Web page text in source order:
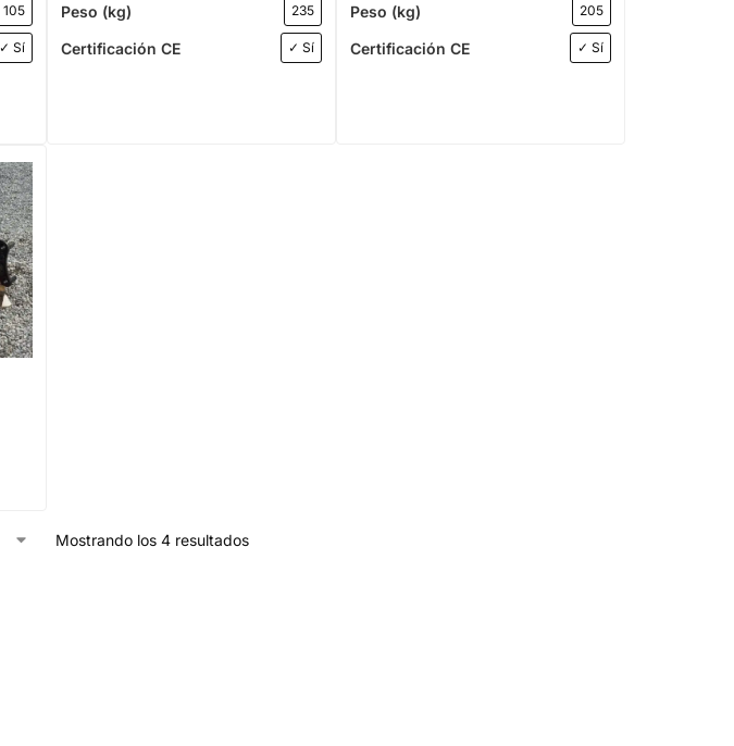
105
✓ Sí
Peso (kg) 235
Certificación CE ✓ Sí
Peso (kg) 205
Certificación CE ✓ Sí
Mostrando los 4 resultados